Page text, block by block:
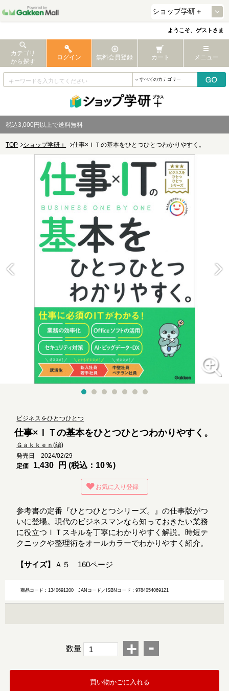
ようこそ、ゲストさま
カテゴリ
から探す
ログイン 無料会員登録 カート メニュー
税込3,000円以上で送料無料
TOP ショップ学研＋ 仕事×ＩＴの基本をひとつひとつわかりやすく。
ビジネスをひとつひとつ
仕事×ＩＴの基本をひとつひとつわかりやすく。
Ｇａｋｋｅｎ(編)
発売日 2024/02/29
定価
1,430 円 (税込：10％)
お気に入り登録
参考書の定番『ひとつひとつシリーズ。』の仕事版がつ
いに登場。現代のビジネスマンなら知っておきたい業務
に役立つＩＴスキルを丁寧にわかりやすく解説。時短テ
クニックや整理術をオールカラーでわかりやすく紹介。
【サイズ】 Ａ５ 160ページ
商品コード：1340691200JANコード／ISBNコード：9784054069121
数量 + -
買い物かごに入れる